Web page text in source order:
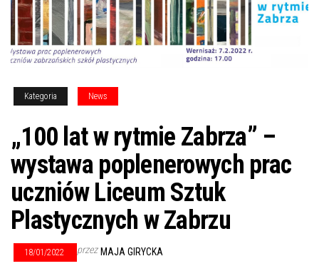
Kategoria News
„100 lat w rytmie Zabrza” –
wystawa poplenerowych prac
uczniów Liceum Sztuk
Plastycznych w Zabrzu
18/01/2022 przez MAJA GIRYCKA